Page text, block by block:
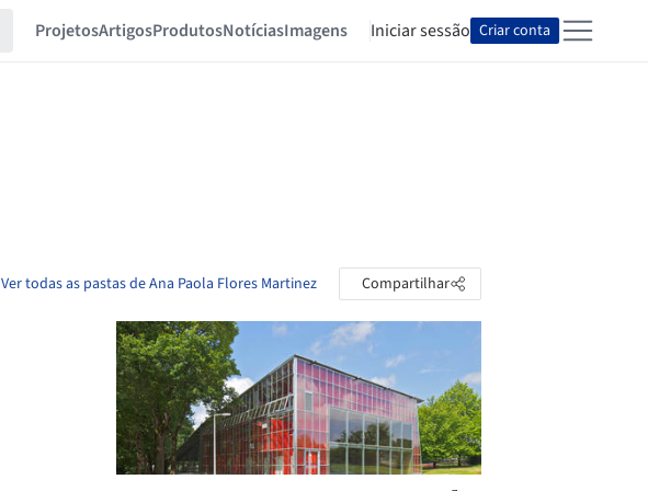
ProjetosArtigosProdutosNotíciasImagens Iniciar sessão Criar conta
Ver todas as pastas de Ana Paola Flores Martinez Compartilhar